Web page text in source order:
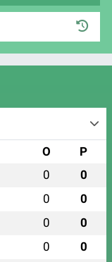
O P
0 0
0 0
0 0
0 0